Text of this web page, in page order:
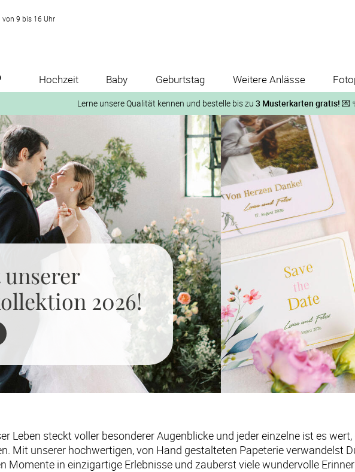
von 9 bis 16 Uhr
Hochzeit Baby Geburtstag Weitere Anlässe
Lerne unsere Qualität kennen und bestelle bis zu 3 Musterkarten gratis! 💌
Und so geht‘s:
1. Wähle bis zu 3 Kartendesigns
2. Aktiviere „kostenlose Musterkarte“ auf der jeweiligen Produktseite und lasse Dir die Karten
unserer
2026!
Leben steckt voller besonderer Augenblicke und jeder einzelne ist es
Mit unserer hochwertigen, von Hand gestalteten Papeterie verwandelst
Momente in einzigartige Erlebnisse und zauberst viele wundervolle